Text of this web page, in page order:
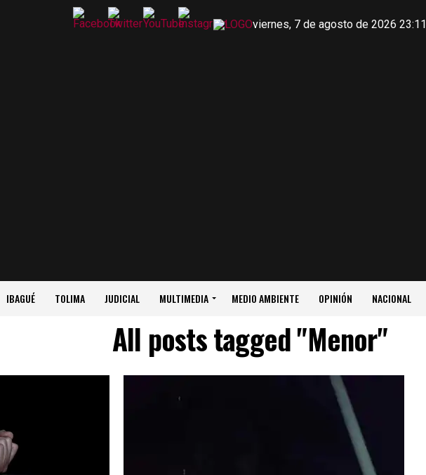
viernes, 7 de agosto de 2026 23:11
IBAGUÉ TOLIMA JUDICIAL MULTIMEDIA MEDIO AMBIENTE OPINIÓN NACIONAL
All posts tagged "Menor"